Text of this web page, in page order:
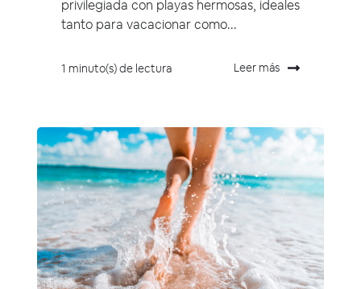
privilegiada con playas hermosas, ideales
tanto para vacacionar como...
1 minuto(s) de lectura Leer más